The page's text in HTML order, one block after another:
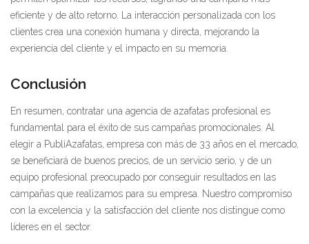
eficiente y de alto retorno. La interacción personalizada con los
clientes crea una conexión humana y directa, mejorando la
experiencia del cliente y el impacto en su memoria.
Conclusión
En resumen, contratar una agencia de azafatas profesional es
fundamental para el éxito de sus campañas promocionales. Al
elegir a PubliAzafatas, empresa con más de 33 años en el mercado,
se beneficiará de buenos precios, de un servicio serio, y de un
equipo profesional preocupado por conseguir resultados en las
campañas que realizamos para su empresa. Nuestro compromiso
con la excelencia y la satisfacción del cliente nos distingue como
líderes en el sector.